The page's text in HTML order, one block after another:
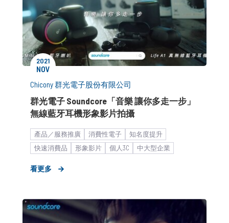
2021
NOV
Chicony 群光電子股份有限公司
群光電子 Soundcore「音樂 讓你多走一步」
無線藍牙耳機形象影片拍攝
產品／服務推廣 消費性電子
知名度提升
快速消費品
形象影片 個人3C
中大型企業
看更多